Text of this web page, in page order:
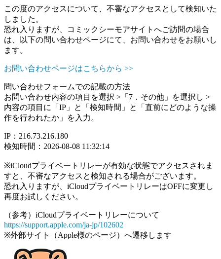
この度のアクセスについて、不審なアクセスとして検知いた
しました。
恐れ入りますが、コミックシーモアサイトへご訪問の場合
は、以下の問い合わせページにて、お問い合わせをお願いし
ます。
お問い合わせページはこちらから >>
問い合わせフォームでの記載の方法
お問い合わせ内容の項目を選択 >「7．その他」を選択し >
内容の項目に「IP」と「検知時間」と「直前にどのような操
作を行われたか」を入力。
IP：216.73.216.180
検知時間：2026-08-08 11:32:14
※iCloudプライベートリレーが有効な状態でアクセスされま
すと、不審なアクセスと検知される場合がございます。
恐れ入りますが、iCloudプライベートリレーはOFFに変更し
再度お試しください。
（参考）iCloudプライベートリレーについて
https://support.apple.com/ja-jp/102602
※外部サイト（Apple様のページ）へ遷移します